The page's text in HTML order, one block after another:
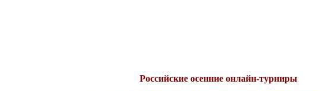
Российские осенние онлайн-турниры